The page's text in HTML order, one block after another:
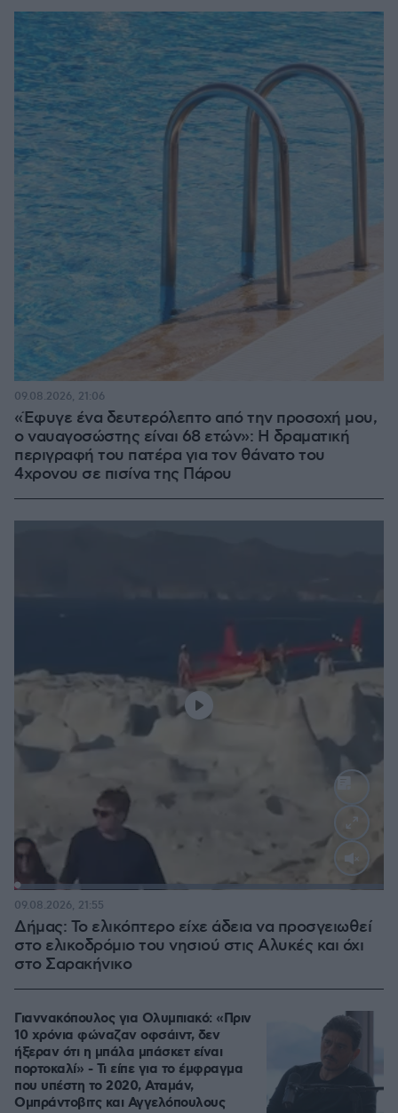
«Έφυγε ένα δευτερόλεπτο από την προσοχή μου,
ο ναυαγοσώστης είναι 68 ετών»: Η δραματική
περιγραφή του πατέρα για τον θάνατο του
4χρονου σε πισίνα της Πάρου
09.08.2026, 21:06
:
Δήμας: Το ελικόπτερο είχε άδεια να προσγειωθεί
στο ελικοδρόμιο του νησιού στις Αλυκές και όχι
στο Σαρακήνικο
09.08.2026, 21:55
Γιαννακόπουλος για Ολυμπιακό: «Πριν
10 χρόνια φώναζαν οφσάιντ, δεν
ήξεραν ότι η μπάλα μπάσκετ είναι
πορτοκαλί» - Τι είπε για το έμφραγμα
που υπέστη το 2020, Αταμάν,
Ομπράντοβιτς και Αγγελόπουλους